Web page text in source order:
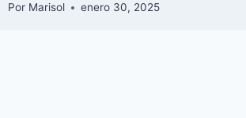
Por Marisol enero 30, 2025